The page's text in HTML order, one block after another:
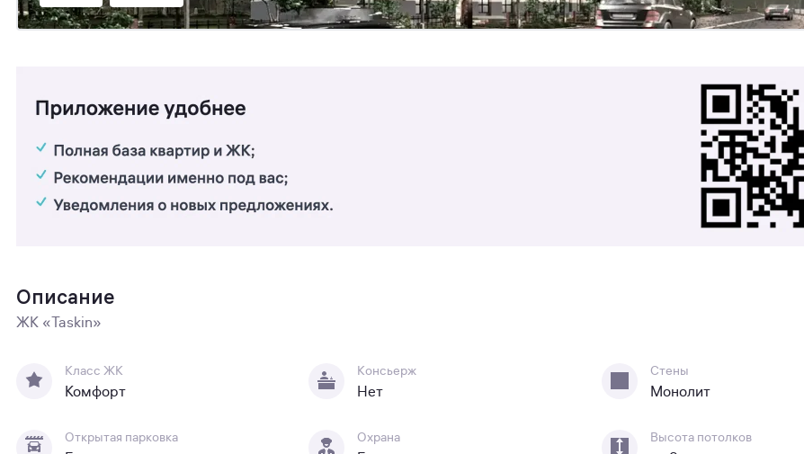
Описание
ЖК «Taskin»
Класс ЖК
Комфорт
Консьерж
Нет
Стены
Монолит
Открытая парковка Охрана Высота потолков